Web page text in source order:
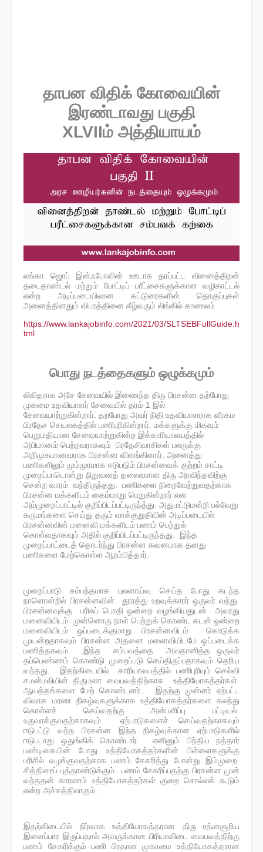
தாபன விதிக் கோவையின்
இரண்டாவது பகுதி
XLVIIம் அத்தியாயம்​
லங்கா ஜொப் இன்ஃபோவின் ஊடாக தரப்பட்ட வினைத்திறன்
தடைதாண்டல் மற்றும் போட்டிப் பரீட்சைகளுக்கான வழிகாட்டல்
என்ற அடிப்படையிலான கட்டுரைகளின் தொகுப்புகள்
அனைத்தினதும் விபரத்தினை கீழ்வரும் லிங்கில் காணலம்
https://www.lankajobinfo.com/2021/03/SLTSEBFullGuide.h
tml
பொது நடத்தைகளும் ஒழுக்கமும்
லிகிதராக அசே சேவையில் இணைந்த திரு பிரசன்ன தற்போது
முகமை உதவியாளர் சேவையில் தரம் 1 இல்
சேவையாற்றுகின்றார். தறபோது அவர் நிதி உதவியாளராக வீரகம
பிரதேச செயலகத்தில் பணிபுரிகின்றார். மக்களுக்கு மிகவும்
பெறுமதியான சேவையாற்றுகின்ற இக்காரியாலயத்தில்
அபிமானம் பெற்றவராகவும் பிரதேசிவாசிகள் பலருக்கு
அறிமுகமானவராக பிரசன்ன விளங்கினார். அனைத்து
பணிகளிலும் மும்முரமாக ஈடுபடும் பிரசன்வைக் குற்றம் சாட்டி
முறைப்பாடொன்று நிறுவனத் தலைவரான திரு அரவிந்தவிற்கு
சென்ற வாரம் ​வந்திருந்தது. பணிகளை நிறைவேற்றுவதற்காக
பிரசன்ன மக்களிடம் கைம்மாறு பெறுகின்றார் என
அம்முறைப்பாட்டில் குறிப்பிடப்பட்டிருந்த்து. அதுமட்டுமன்றி பல்வேறு
கருமங்களை செய்து தரும் வாக்குறுதியின் அடிப்படையில்
பிரசன்னவின் மனைவி மக்களிடம் பணம் பெற்றுக்
கொள்வதாகவும் அதில் குறிப்பிடப்பட்டிருந்தது. இந்த
முறைப்பாட்டைத் தொடர்ந்து பிரசன்ன கவனமாக தனது
பணிகளை மேற்கொள்ள ஆரம்பித்தார்.
முறைப்பாடு சம்பந்தமாக புலனாய்வு செய்த போது கடந்த
நாளொன்றில் பிரசன்னவின் தூரத்து உறவுக்காரர் ஒருவர் வந்து
பிரசன்னவுக்கு பரிசுப் பொதி ஒன்றை வழங்கியதுடன் அவரது
மனைவியிடம் முன்னொரு நாள் பெற்றுக் கொண்ட கடன் ஒன்றை
மனைவியிடம் ஒப்படைக்குமாறு பிரசன்னவிடம் கொடுக்க
முயன்றதாகவும் பிரசன்ன அதனை மனைவியிடமே ஒப்படைக்க
பணித்தகவும். இந்த சம்பவத்தை அவதானித்த ஒருவர்
தப்பெண்ணம் கொண்டு முறைப்படு செய்திருப்பதாகவும் தெரிய
வந்தது. இதற்கிடையில் காரியாலயத்தில் பணிபுரியும் செல்வி
சமன்மலியின் திருமண வைபவத்திற்காக உத்தியோகத்தர்கள்
ஆயத்தங்களை மேற் கொண்டனர்.. இதற்கு முன்னர் ஏற்பட்ட
விவாக மரண நிகழ்வுகளுக்காக உத்தியோகத்தர்களை கலந்து
கொள்ளச் செய்வதற்கு அன்பளிப்பு பட்டியல்
உருவாக்குவதற்காகவும் ஏற்பாடுகளைச் செய்வதற்காகவும்
ஈடுபட்டு வந்த பிரசன்ன இந்த நிகழ்வுக்கான ஏற்பாடுகளில்
ஈடுபடாது ஒதுங்கிக் கொண்டார். எனினும் பிந்திய நத்தார்
பண்டிகையின் போது உத்தியோகத்தர்களின் பிள்ளைகளுக்கு
பரிசில் வழங்குவதற்காக பணம் சேகரித்து போன்று இம்முறை
சித்திரைப் புத்தாண்டுக்கும் பணம் சேகரிப்பதற்கு பிரசன்ன முன்
வந்ததன் காரணம் உத்தியோகத்தர்கள் குறை சொல்லக் கூடும்
என்ற அச்சத்திலாகும்.
இதற்கிடையில் நிர்வாக உத்தியோகத்தரான திரு ரத்னசூரிய
இளைப்பார இருப்பதால் அவருக்கான பிரியாவிடை வைபவத்திற்கு
பணம் சேகரிக்கும் பணி பிரதான முகாமை உத்தியோகத்தரான